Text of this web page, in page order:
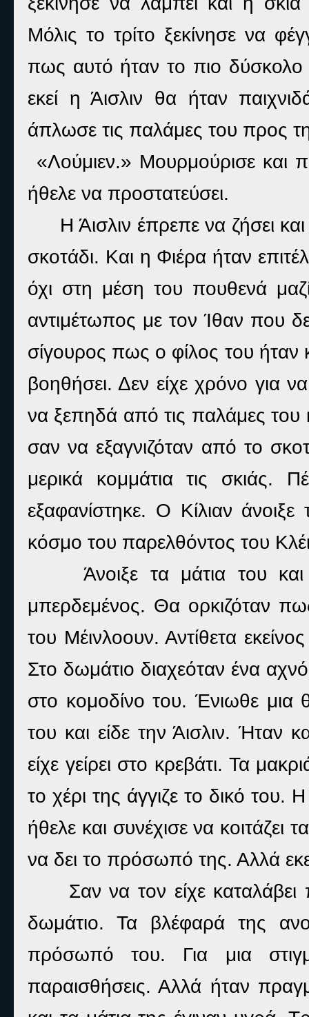
Μόλις το τρίτο ξεκίνησε να
πως αυτό ήταν το πιο δύσκολο
εκεί η Άισλιν θα ήταν
άπλωσε τις παλάμες του προς
«Λούμιεν.» Μουρμούρισε και
ήθελε να προστατεύσει.
Η Άισλιν έπρεπε να ζήσει
σκοτάδι. Και η Φιέρα ήταν
όχι στη μέση του πουθενά
αντιμέτωπος με τον Ίθαν που
σίγουρος πως ο φίλος του
βοηθήσει. Δεν είχε χρόνο για
να ξεπηδά από τις παλάμες
σαν να εξαγνιζόταν από το
μερικά κομμάτια τις σκιάς.
εξαφανίστηκε. Ο Κίλιαν άνοιξε
κόσμο του παρελθόντος του
Άνοιξε τα μάτια του
μπερδεμένος. Θα ορκιζόταν
του Μέινλοουν. Αντίθετα
Στο δωμάτιο διαχεόταν ένα
στο κομοδίνο του. Ένιωθε μια
του και είδε την Άισλιν. Ήταν
είχε γείρει στο κρεβάτι. Τα
το χέρι της άγγιζε το δικό
ήθελε και συνέχισε να
να δει το πρόσωπό της. Αλλά
Σαν να τον είχε καταλάβει
δωμάτιο. Τα βλέφαρά της
πρόσωπό του. Για μια
παραισθήσεις. Αλλά ήταν